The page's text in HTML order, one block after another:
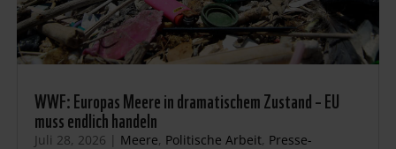
WWF: Europas Meere in dramatischem Zustand – EU
muss endlich handeln
Juli 28, 2026 | Meere, Politische Arbeit, Presse-